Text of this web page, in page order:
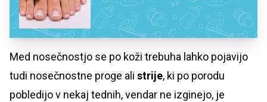
Med nosečnostjo se po koži trebuha lahko pojavijo
tudi nosečnostne proge ali strije, ki po porodu
pobledijo v nekaj tednih, vendar ne izginejo, je